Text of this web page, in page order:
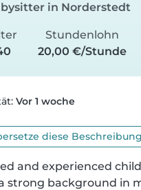
in Norderstedt
Stundenlohn
20,00 €/Stunde
Vor 1 woche
diese
and experienced
strong background in